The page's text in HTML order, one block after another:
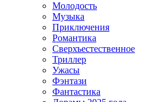
Молодость
Музыка
Приключения
Романтика
Сверхъестественное
Триллер
Ужасы
Фэнтази
Фантастика